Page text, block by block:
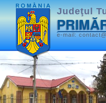
Judeţul
e-mail: